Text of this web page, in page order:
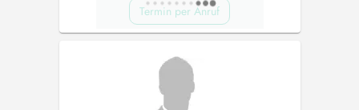
Termin per Anruf